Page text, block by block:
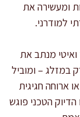
ומעשירה את
למודרני.
ואיטי מנתב את
במזלג – ומוביל
ארוחה חגיגית
הטכני פוגש